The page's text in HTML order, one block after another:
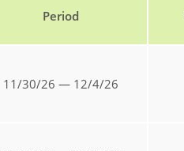
Period
11/30/26 — 12/4/26